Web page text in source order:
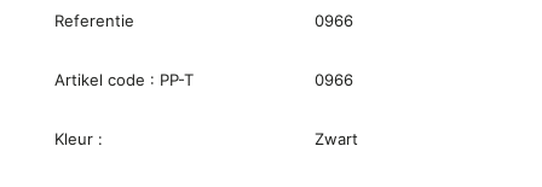
Referentie 0966
Artikel code : PP-T 0966
Kleur : Zwart